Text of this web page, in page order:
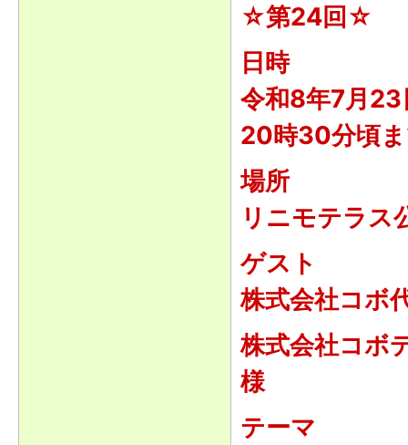
☆第24回☆
日時
令和8年7月23
20時30分頃
場所
リニモテラス
ゲスト
株式会社コボ
株式会社コボ
様
テーマ